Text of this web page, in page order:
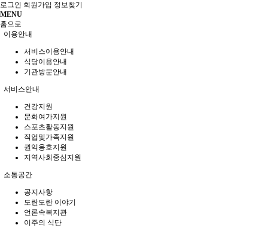
로그인 회원가입 정보찾기
MENU
홈으로
이용안내
서비스이용안내
식당이용안내
기관방문안내
서비스안내
건강지원
문화여가지원
스포츠활동지원
직업및가족지원
권익옹호지원
지역사회중심지원
소통공간
공지사항
도란도란 이야기
언론속복지관
이주의 식단